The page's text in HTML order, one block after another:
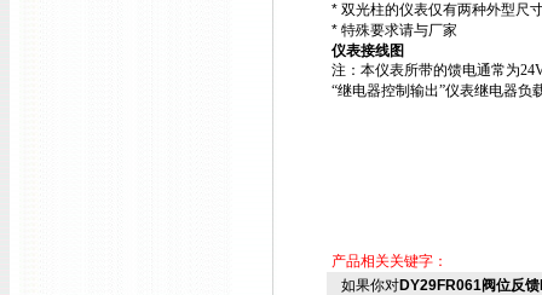
* 双光柱的仪表仅有两种外型尺
* 特殊要求请与厂家
仪表接线图
注：本仪表所带的馈电通常为
“继电器控制输出”仪表继电器负
产品相关关键字：
如果你对DY29FR061阀位反